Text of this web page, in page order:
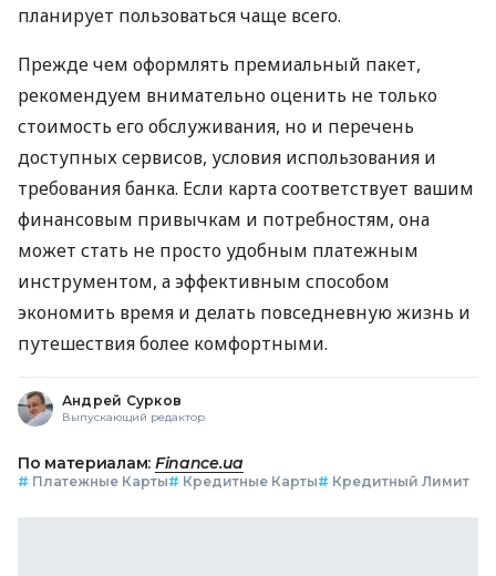
планирует пользоваться чаще всего.
Прежде чем оформлять премиальный пакет,
рекомендуем внимательно оценить не только
стоимость его обслуживания, но и перечень
доступных сервисов, условия использования и
требования банка. Если карта соответствует вашим
финансовым привычкам и потребностям, она
может стать не просто удобным платежным
инструментом, а эффективным способом
экономить время и делать повседневную жизнь и
путешествия более комфортными.
Андрей Сурков
Выпускающий редактор
По материалам: Finance.ua
# Платежные Карты# Кредитные Карты# Кредитный Лимит